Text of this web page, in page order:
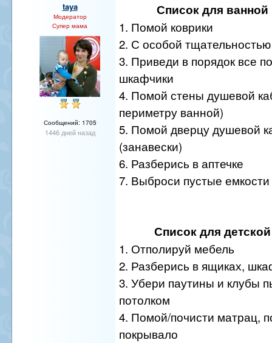
taya
Модератор
Супер мама
Сообщений: 1705
1446 дней назад
Список для
1. Помой коврики
2. С особой
3. Приведи в порядок все
шкафчики
4. Помой стены душевой
периметру ванной)
5. Помой дверцу душевой
(занавески)
6. Разберись в аптечке
7. Выброси пустые емкости
Список для
1. Отполируй мебель
2. Разберись в ящиках,
3. Убери паутины и клубы
потолком
4. Помой/почисти матрац,
покрывало